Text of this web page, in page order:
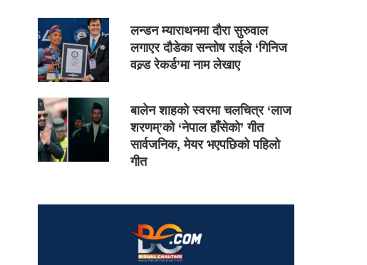
लन्डन म्याराथनमा दौरा सुरुवाल
लगाएर दौडेका सन्तोष राईले ‘गिनिज
वल्र्ड रेकर्ड’मा नाम लेखाए
बालेन शाहको स्वरमा चलचित्र ‘लाज
शरणम्’को ‘नेपाल हाँसेको’ गीत
सार्वजनिक, मेयर भएपछिको पहिलो
गीत